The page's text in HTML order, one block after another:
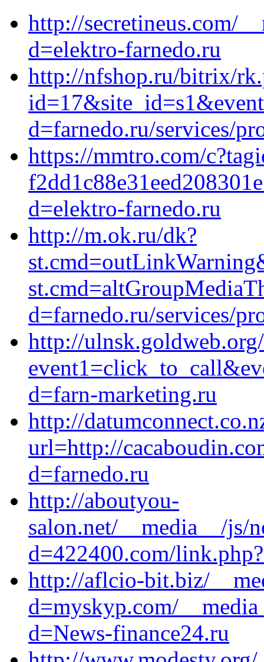
http://secretineus.com/
d=elektro-farnedo.ru
http://nfshop.ru/bitrix/
d=farnedo.ru/services/
https://mmtro.com/
d=elektro-farnedo.ru
http://m.ok.ru/dk?
d=farnedo.ru/services/
http://
d=farn-marketing.ru
http://
url=http://
d=farnedo.ru
http://aboutyou-
salon.net/__media__/js/
d=422400.com/
http://aflcio-bit.biz/
d=myskyp.com/
d=News-finance24.ru